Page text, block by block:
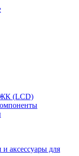
ЖК (LCD)
и аксессуары для